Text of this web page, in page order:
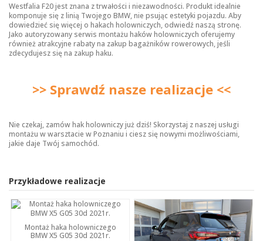
Westfalia F20 jest znana z trwałości i niezawodności. Produkt idealnie
komponuje się z linią Twojego BMW, nie psując estetyki pojazdu. Aby
dowiedzieć się więcej o hakach holowniczych, odwiedź naszą stronę.
Jako autoryzowany serwis montażu haków holowniczych oferujemy
również atrakcyjne rabaty na zakup bagażników rowerowych, jeśli
zdecydujesz się na zakup haku.
>> Sprawdź nasze realizacje <<
Nie czekaj, zamów hak holowniczy już dziś! Skorzystaj z naszej usługi
montażu w warsztacie w Poznaniu i ciesz się nowymi możliwościami,
jakie daje Twój samochód.
Przykładowe realizacje
Montaż haka holowniczego
BMW X5 G05 30d 2021r.